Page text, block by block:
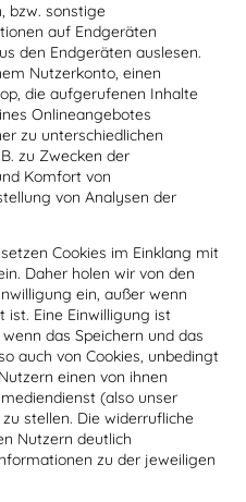
bzw. sonstige
auf Endgeräten
den Endgeräten auslesen.
Nutzerkonto, einen
die aufgerufenen Inhalte
Onlineangebotes
zu unterschiedlichen
zu Zwecken der
Komfort von
von Analysen der
Cookies im Einklang mit
Daher holen wir von den
ein, außer wenn
Eine Einwilligung ist
das Speichern und das
auch von Cookies, unbedingt
einen von ihnen
(also unser
stellen. Die widerrufliche
Nutzern deutlich
zu der jeweiligen